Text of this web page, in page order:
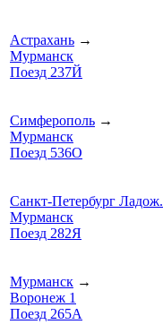
Астрахань →
Мурманск
Поезд 237Й
Симферополь →
Мурманск
Поезд 536О
Санкт-Петербург Ладож.
Мурманск
Поезд 282Я
Мурманск →
Воронеж 1
Поезд 265А